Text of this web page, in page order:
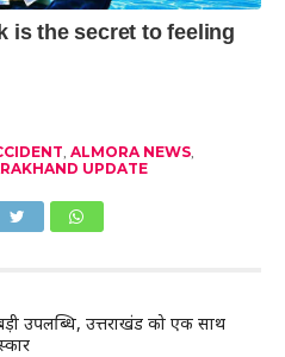
ALMORA NEWS,
UPDATE
उपलब्धि, उत्तराखंड को एक साथ